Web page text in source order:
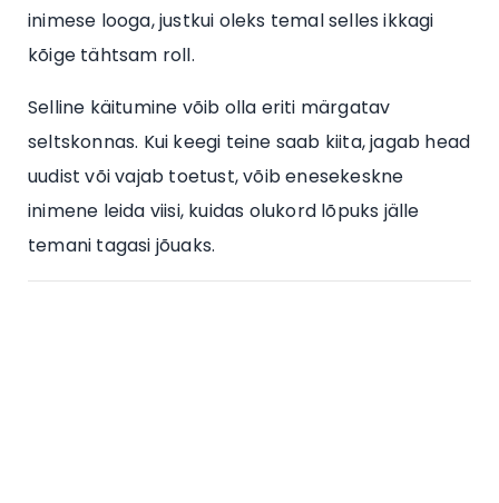
inimese looga, justkui oleks temal selles ikkagi
kõige tähtsam roll.
Selline käitumine võib olla eriti märgatav
seltskonnas. Kui keegi teine saab kiita, jagab head
uudist või vajab toetust, võib enesekeskne
inimene leida viisi, kuidas olukord lõpuks jälle
temani tagasi jõuaks.